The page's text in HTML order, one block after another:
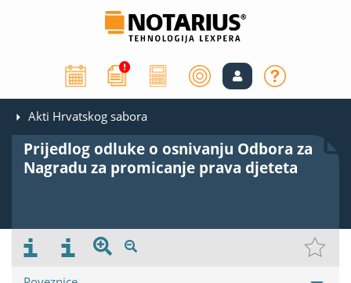
Akti Hrvatskog sabora
Prijedlog odluke o osnivanju Odbora za
Nagradu za promicanje prava djeteta